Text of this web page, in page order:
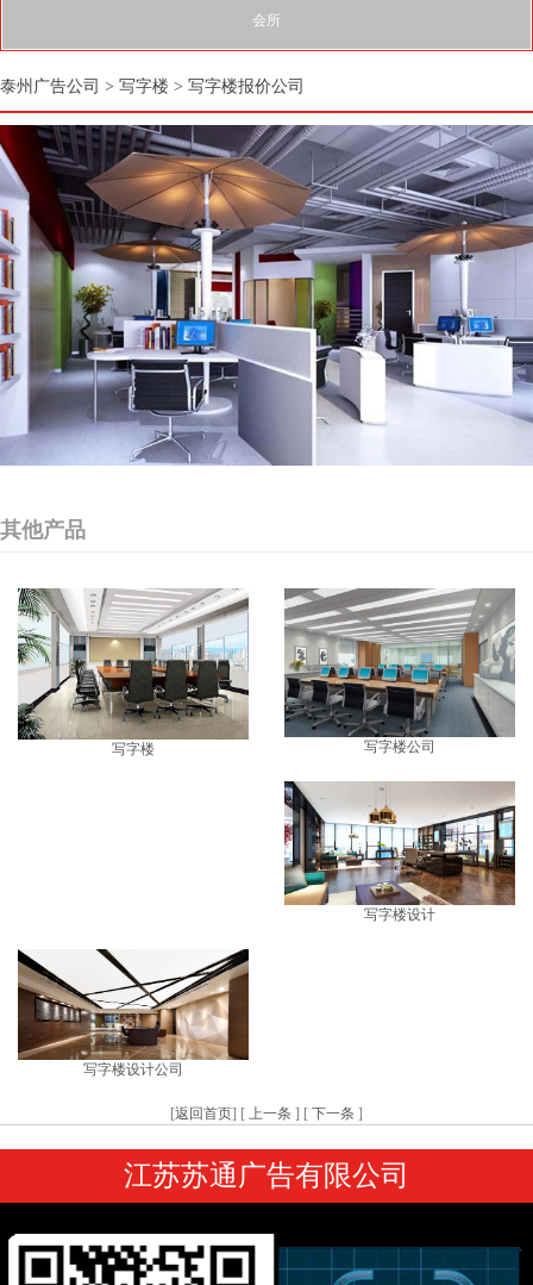
会所
泰州广告公司 > 写字楼 > 写字楼报价公司
其他产品
写字楼 写字楼公司
写字楼设计
写字楼设计公司
[返回首页] [ 上一条 ] [ 下一条 ]
江苏苏通广告有限公司